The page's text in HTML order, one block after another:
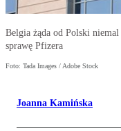
Belgia żąda od Polski
sprawę Pfizera
Foto: Tada Images / Adobe Stock
Joanna Kamińska